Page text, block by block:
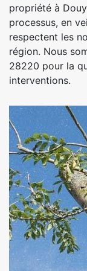
propriété à
processus, en
respectent les
région. Nous
28220 pour la
interventions.